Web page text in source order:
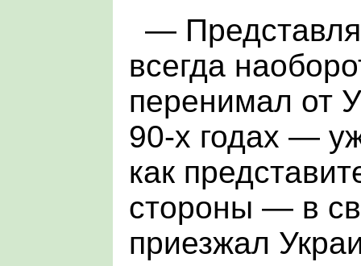
—
всегда
перенимал от
90-х годах —
как
стороны — в
приезжал